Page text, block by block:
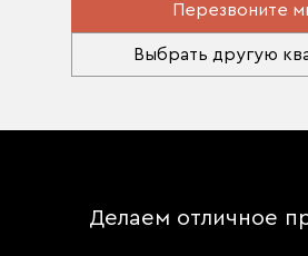
Перезвоните
Выбрать другую
Делаем отличное